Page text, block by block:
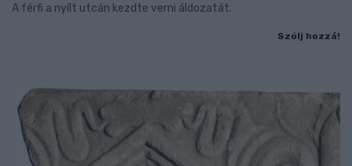
A férfi a nyílt utcán kezdte verni áldozatát.
Szólj hozzá!